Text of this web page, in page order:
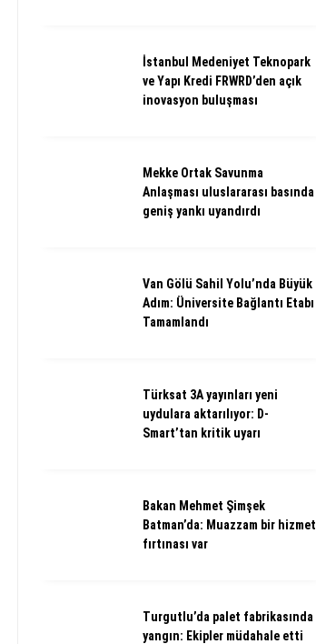
İstanbul Medeniyet Teknopark
ve Yapı Kredi FRWRD’den açık
inovasyon buluşması
Mekke Ortak Savunma
Anlaşması uluslararası basında
geniş yankı uyandırdı
Van Gölü Sahil Yolu’nda Büyük
Adım: Üniversite Bağlantı Etabı
Tamamlandı
Türksat 3A yayınları yeni
uydulara aktarılıyor: D-
Smart’tan kritik uyarı
Bakan Mehmet Şimşek
Batman’da: Muazzam bir hizmet
fırtınası var
Turgutlu’da palet fabrikasında
yangın: Ekipler müdahale etti